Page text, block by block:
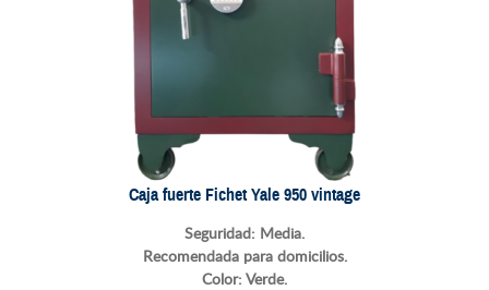
Caja fuerte Fichet Yale 950 vintage
Seguridad: Media.
Recomendada para domicilios.
Color: Verde.